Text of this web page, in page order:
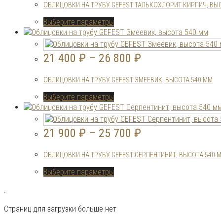
можно
выбрать
на
странице
товара.
ОБЛИЦОВКИ НА ТРУБУ GEFEST ТАЛЬКОХЛОРИТ КИРПИЧ,
Выберите параметры
товар
имеет
несколько
вариаций.
можно
выбрать
на
странице
товара.
21 400 ₽ – 26 800 ₽
ОБЛИЦОВКИ НА ТРУБУ GEFEST ЗМЕЕВИК, ВЫСОТА 540 ММ
Выберите параметры
товар
имеет
несколько
вариаций.
можно
выбрать
на
21 900 ₽ – 25 700 ₽
ОБЛИЦОВКИ НА ТРУБУ GEFEST СЕРПЕНТИНИТ, ВЫСОТА 540
Выберите параметры
вариаций.
Страниц для загрузки больше нет